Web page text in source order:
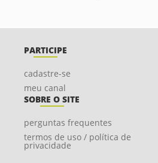
PARTICIPE
cadastre-se
meu canal
SOBRE O SITE
perguntas frequentes
termos de uso / política de
privacidade